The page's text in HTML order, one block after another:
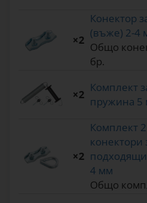
×2
Конектор
(въже) 2-4
Общо
бр.
×2
Комплект
пружина 5
×2
Комплект
конектори
4 мм
Общо